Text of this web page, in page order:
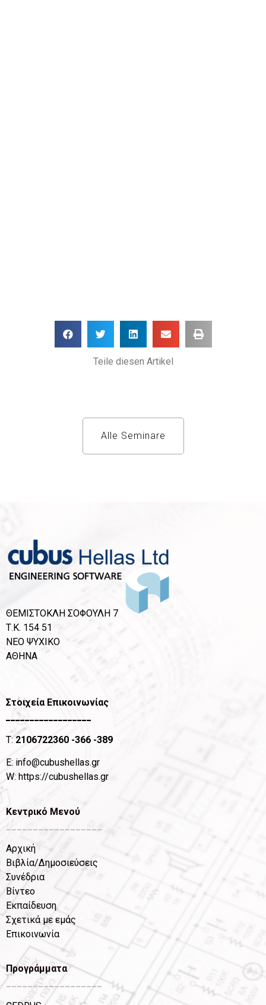
Teile diesen Artikel
Alle Seminare
ΘΕΜΙΣΤΟΚΛΗ ΣΟΦΟΥΛΗ 7
Τ.Κ. 154 51
ΝΕΟ ΨΥΧΙΚΟ
ΑΘΗΝΑ
Στοιχεία Επικοινωνίας
__________________
T:2106722360 -366 -389
Ε: info@cubushellas.gr
W: https://cubushellas.gr
Κεντρικό Μενού
Αρχική
Βιβλία/Δημοσιεύσεις
Συνέδρια
Βίντεο
Εκπαίδευση
Σχετικά με εμάς
Επικοινωνία
Προγράμματα
__________________